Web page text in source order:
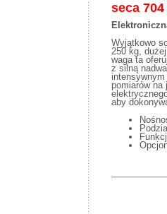
seca 704
Wyjątkowo
250 kg,
waga ta
z silną
pomiarów na
aby